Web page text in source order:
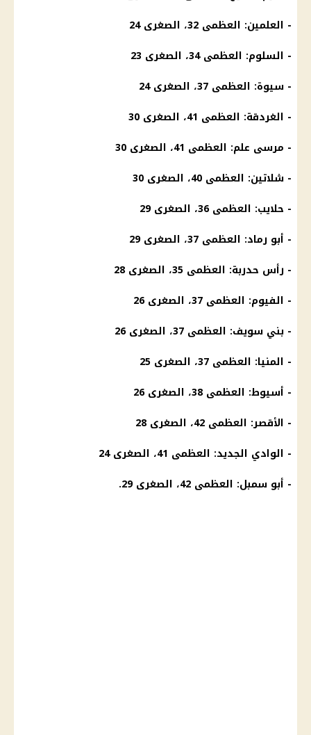
- العلمين: العظمى 32، الصغرى 24
- السلوم: العظمى 34، الصغرى 23
- سيوة: العظمى 37، الصغرى 24
- الغردقة: العظمى 41، الصغرى 30
- مرسى علم: العظمى 41، الصغرى 30
- شلاتين: العظمى 40، الصغرى 30
- حلايب: العظمى 36، الصغرى 29
- أبو رماد: العظمى 37، الصغرى 29
- رأس حدربة: العظمى 35، الصغرى 28
- الفيوم: العظمى 37، الصغرى 26
- بني سويف: العظمى 37، الصغرى 26
- المنيا: العظمى 37، الصغرى 25
- أسيوط: العظمى 38، الصغرى 26
- الأقصر: العظمى 42، الصغرى 28
- الوادي الجديد: العظمى 41، الصغرى 24
- أبو سمبل: العظمى 42، الصغرى 29.